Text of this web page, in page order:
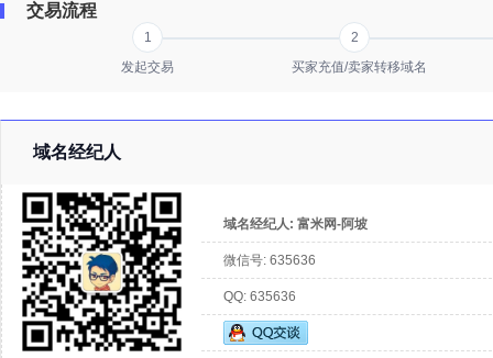
交易流程
1
2
发起交易
买家充值/卖家转移域名
域名经纪人
域名经纪人: 富米网-阿坡
微信号: 635636
QQ: 635636